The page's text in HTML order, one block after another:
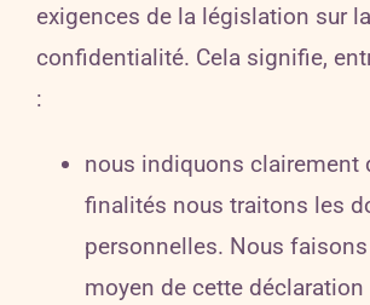
exigences de la législation sur la
confidentialité. Cela signifie,
:
nous indiquons clairement
finalités nous traitons les
personnelles. Nous
moyen de cette déclaration